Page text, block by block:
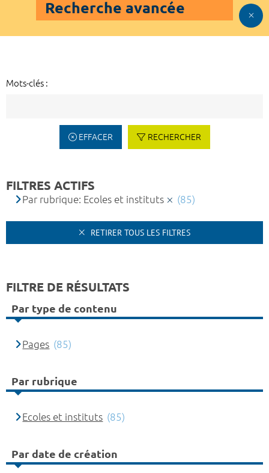
Recherche avancée
Mots-clés :
EFFACER RECHERCHER
FILTRES ACTIFS
Par rubrique: Ecoles et instituts (85)
RETIRER TOUS LES FILTRES
FILTRE DE RÉSULTATS
Par type de contenu
Pages (85)
Par rubrique
Ecoles et instituts (85)
Par date de création